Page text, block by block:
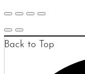
Back to Top